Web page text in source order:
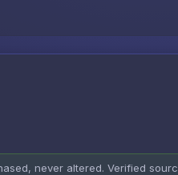
never altered. Verified